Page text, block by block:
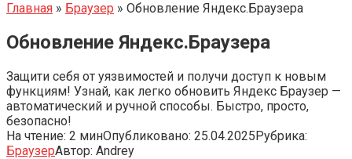
Главная » Браузер » Обновление Яндекс.Браузера
Обновление Яндекс.Браузера
Защити себя от уязвимостей и получи доступ к новым
функциям! Узнай, как легко обновить Яндекс Браузер —
автоматический и ручной способы. Быстро, просто,
безопасно!
На чтение: 2 минОпубликовано: 25.04.2025Рубрика:
БраузерАвтор: Andrey